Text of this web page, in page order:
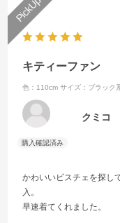
キティーファン
色：110cm サイズ：ブラック
クミコ
かわいいビスチェを探し
入。
早速着てくれました。